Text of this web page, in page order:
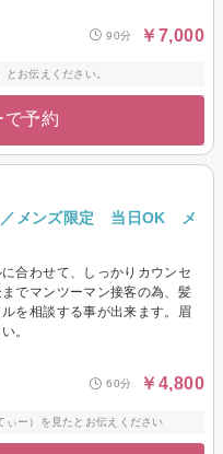
90分 ￥7,000
お伝えください。
で予約
／メンズ限定 当日OK メ
合わせて、しっかりカウンセ
でマンツーマン接客の為、髪
を相談する事が出来ます。眉
。
60分 ￥4,800
ぃー）を見たとお伝えください